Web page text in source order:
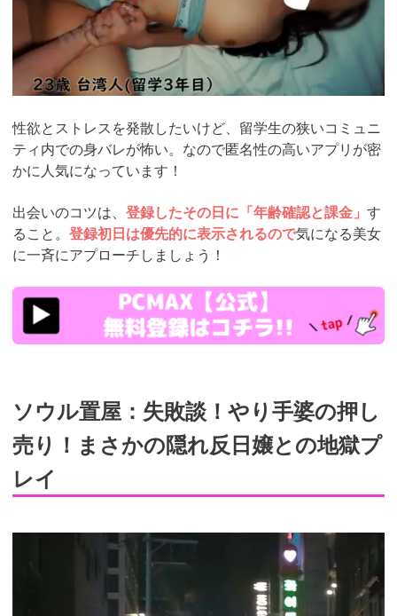
性欲とストレスを発散したいけど、留学生の狭いコミュニ
ティ内での身バレが怖い。なので匿名性の高いアプリが密
かに人気になっています！
出会いのコツは、 登録したその日に「年齢確認と課金」 す
ること。 登録初日は優先的に表示されるので気になる美女
に一斉にアプローチしましょう！
https://pcmax.jp/lp/?
ad_id=rm307152
ソウル置屋：失敗談！やり手婆の押し
売り！まさかの隠れ反日嬢との地獄プ
レイ